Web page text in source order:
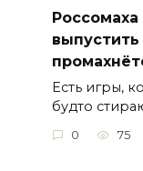
Есть игры,
будто
0 75